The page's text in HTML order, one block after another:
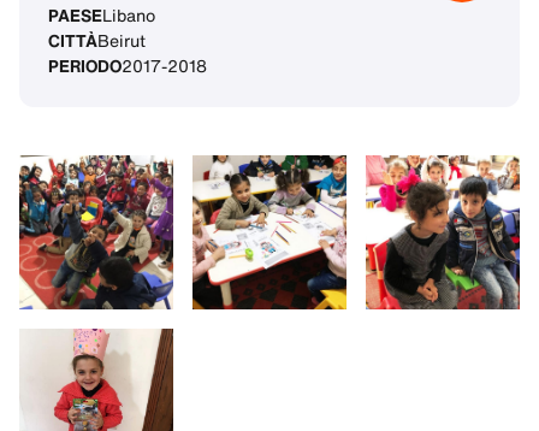
PAESELibano
CITTÀBeirut
PERIODO2017-2018